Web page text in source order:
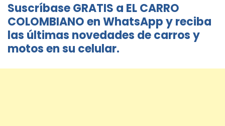
Suscríbase GRATIS a EL CARRO
COLOMBIANO en WhatsApp y reciba
las últimas novedades de carros y
motos en su celular.